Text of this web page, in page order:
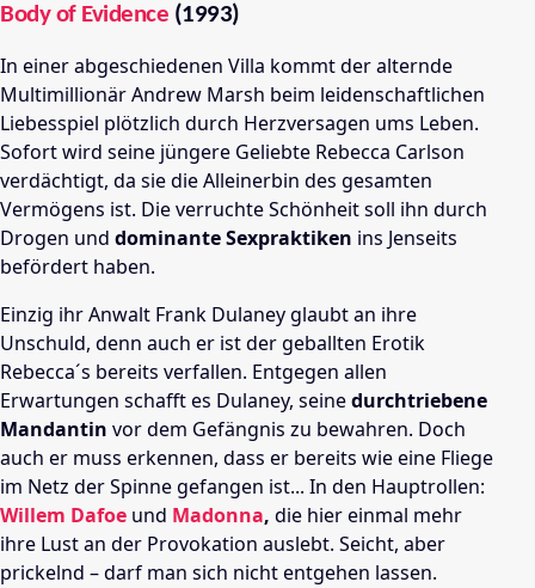
Body of Evidence (1993)
In einer abgeschiedenen Villa kommt der alternde
Multimillionär Andrew Marsh beim leidenschaftlichen
Liebesspiel plötzlich durch Herzversagen ums Leben.
Sofort wird seine jüngere Geliebte Rebecca Carlson
verdächtigt, da sie die Alleinerbin des gesamten
Vermögens ist. Die verruchte Schönheit soll ihn durch
Drogen und dominante Sexpraktiken ins Jenseits
befördert haben.
Einzig ihr Anwalt Frank Dulaney glaubt an ihre
Unschuld, denn auch er ist der geballten Erotik
Rebecca´s bereits verfallen. Entgegen allen
Erwartungen schafft es Dulaney, seinedurchtriebene
Mandantin vor dem Gefängnis zu bewahren. Doch
auch er muss erkennen, dass er bereits wie eine Fliege
im Netz der Spinne gefangen ist... In den Hauptrollen:
Willem Dafoe und Madonna, die hier einmal mehr
ihre Lust an der Provokation auslebt. Seicht, aber
prickelnd – darf man sich nicht entgehen lassen.